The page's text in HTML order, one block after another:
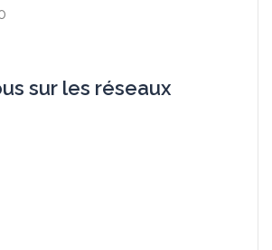
sur les réseaux